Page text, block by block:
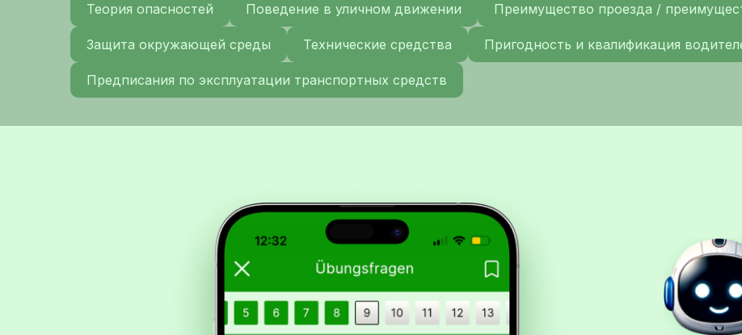
Теория опасностей Поведение в уличном движении Преимущество проезда /
Защита окружающей среды Технические средства Пригодность и квалификация
Предписания по эксплуатации транспортных средств